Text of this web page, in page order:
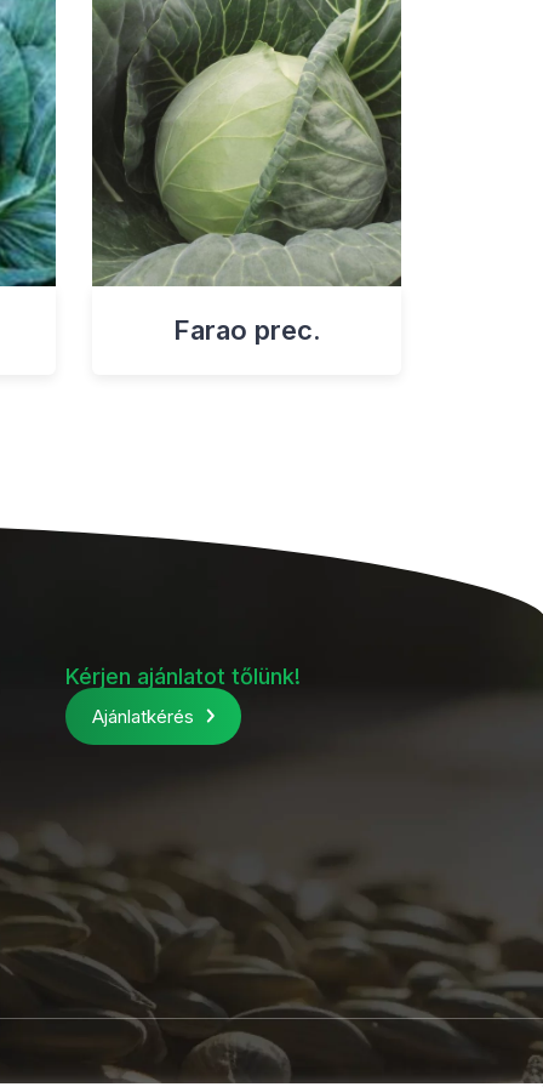
Farao prec.
Kérjen ajánlatot tőlünk!
Ajánlatkérés